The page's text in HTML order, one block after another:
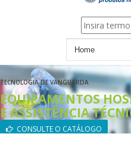
TECNOLOGIA DE VANGUARDA
EQUIPAMENTOS
E ASSISTÊNCIA
CONSULTE O CATÁLOGO